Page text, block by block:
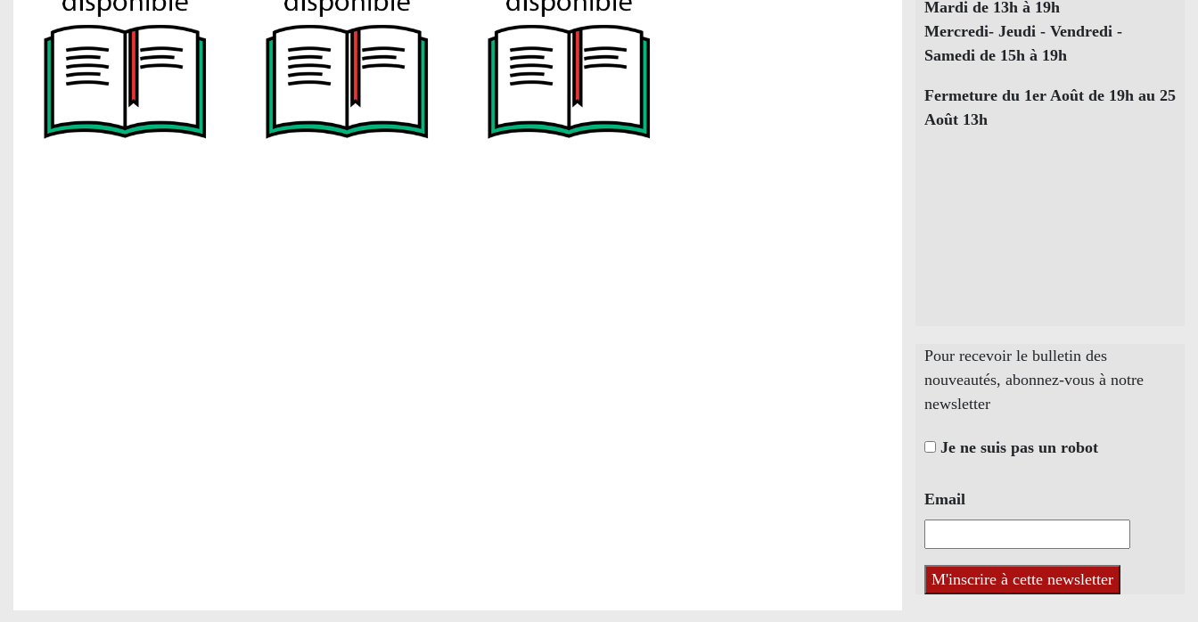
Mardi de 13h à 19h
Mercredi- Jeudi - Vendredi -
Samedi de 15h à 19h
Fermeture du 1er Août de 19h au 25
Août 13h
Pour recevoir le bulletin des
nouveautés, abonnez-vous à notre
newsletter
Je ne suis pas un robot
Email